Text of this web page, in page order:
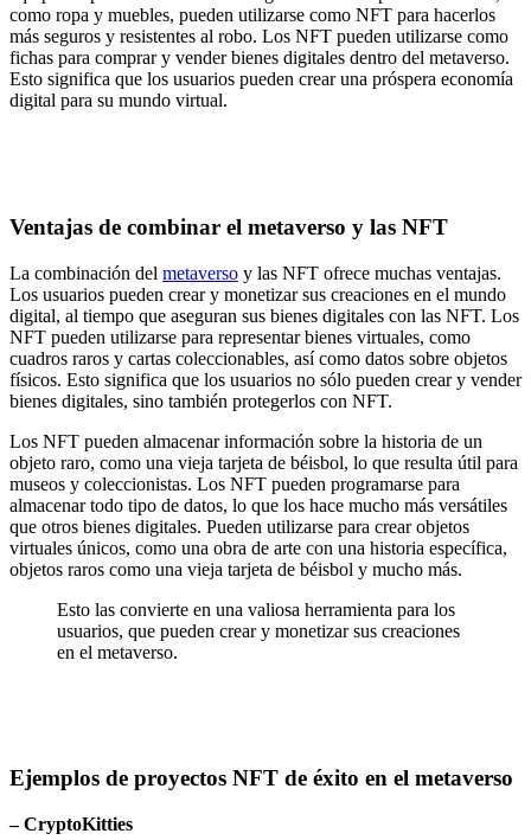
como ropa y muebles, pueden utilizarse como NFT para hacerlos
más seguros y resistentes al robo. Los NFT pueden utilizarse como
fichas para comprar y vender bienes digitales dentro del metaverso.
Esto significa que los usuarios pueden crear una próspera economía
digital para su mundo virtual.
Ventajas de combinar el metaverso y las NFT
La combinación del metaverso y las NFT ofrece muchas ventajas.
Los usuarios pueden crear y monetizar sus creaciones en el mundo
digital, al tiempo que aseguran sus bienes digitales con las NFT. Los
NFT pueden utilizarse para representar bienes virtuales, como
cuadros raros y cartas coleccionables, así como datos sobre objetos
físicos. Esto significa que los usuarios no sólo pueden crear y vender
bienes digitales, sino también protegerlos con NFT.
Los NFT pueden almacenar información sobre la historia de un
objeto raro, como una vieja tarjeta de béisbol, lo que resulta útil para
museos y coleccionistas. Los NFT pueden programarse para
almacenar todo tipo de datos, lo que los hace mucho más versátiles
que otros bienes digitales. Pueden utilizarse para crear objetos
virtuales únicos, como una obra de arte con una historia específica,
objetos raros como una vieja tarjeta de béisbol y mucho más.
Esto las convierte en una valiosa herramienta para los
usuarios, que pueden crear y monetizar sus creaciones
en el metaverso.
Ejemplos de proyectos NFT de éxito en el metaverso
– CryptoKitties